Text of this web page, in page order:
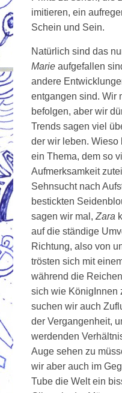
imitieren, ein
Schein und Sein.
Natürlich sind das
Marie aufgefallen
andere
entgangen sind. Wir
befolgen, aber wir
Trends sagen viel
der wir leben.
ein Thema, dem so
Aufmerksamkeit
Sehnsucht nach
bestickten
sagen wir mal,Zara
auf die ständige
Richtung, also von
trösten sich mit
während die
sich wie
suchen wir auch
der Vergangenheit,
werdenden
Auge sehen zu
wir aber auch im
Tube die Welt ein